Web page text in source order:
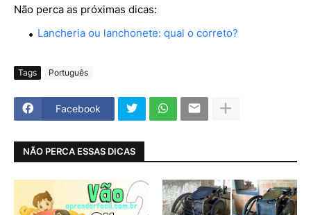
Não perca as próximas dicas:
Lancheria ou lanchonete: qual o correto?
Tags Português
Facebook
NÃO PERCA ESSAS DICAS